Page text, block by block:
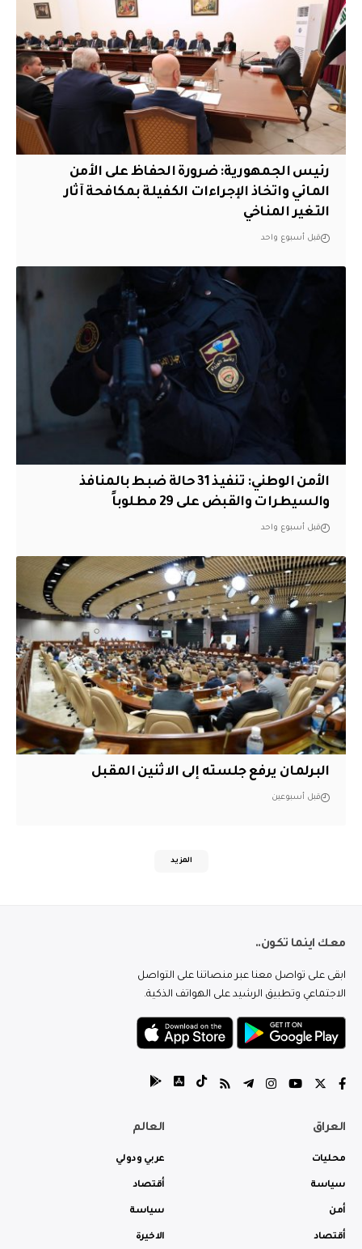
رئيس الجمهورية: ضرورة الحفاظ على الأمن
المائي واتخاذ الإجراءات الكفيلة بمكافحة آثار
التغير المناخي
قبل أسبوع واحد
الأمن الوطني: تنفيذ 31 حالة ضبط بالمنافذ
والسيطرات والقبض على 29 مطلوباً
قبل أسبوع واحد
البرلمان يرفع جلسته إلى الاثنين المقبل
قبل أسبوعين
المزيد
معك اينما تكون..
ابقى على تواصل معنا عبر منصاتنا على التواصل
الاجتماعي وتطبيق الرشيد على الهواتف الذكية.
العراق
محليات
سياسة
أمن
أقتصاد
العالم
عربي ودولي
أقتصاد
سياسة
الاخيرة